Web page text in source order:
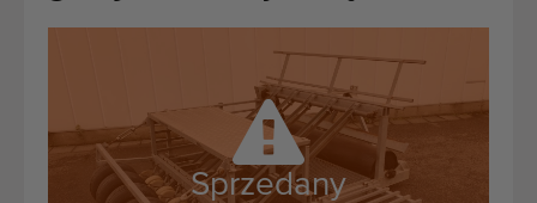
Blog
Sprzedany